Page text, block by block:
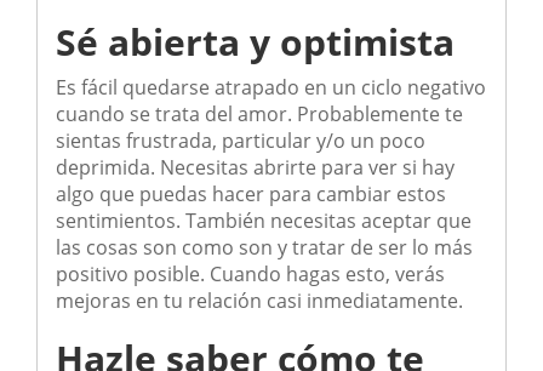
Sé abierta y optimista
Es fácil quedarse atrapado en un ciclo negativo
cuando se trata del amor. Probablemente te
sientas frustrada, particular y/o un poco
deprimida. Necesitas abrirte para ver si hay
algo que puedas hacer para cambiar estos
sentimientos. También necesitas aceptar que
las cosas son como son y tratar de ser lo más
positivo posible. Cuando hagas esto, verás
mejoras en tu relación casi inmediatamente.
Hazle saber cómo te